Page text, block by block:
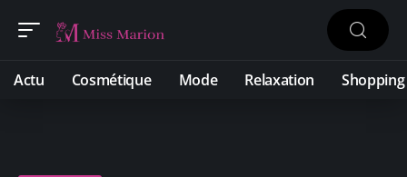
Actu Cosmétique Mode Relaxation Shopping